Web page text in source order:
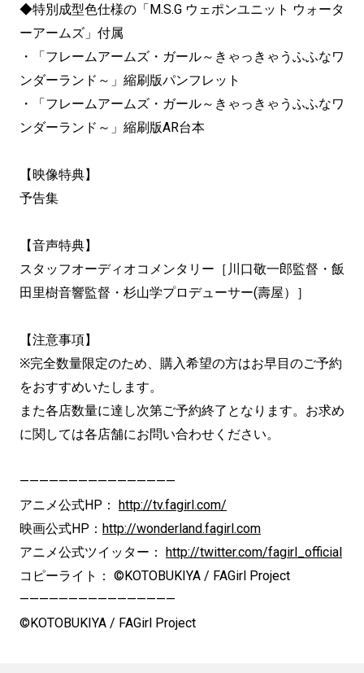
◆特別成型色仕様の「M.S.G ウェポンユニット ウォータ
ーアームズ」付属
・「フレームアームズ・ガール～きゃっきゃうふふなワ
ンダーランド～」縮刷版パンフレット
・「フレームアームズ・ガール～きゃっきゃうふふなワ
ンダーランド～」縮刷版AR台本
【映像特典】
予告集
【音声特典】
スタッフオーディオコメンタリー［川口敬一郎監督・飯
田里樹音響監督・杉山学プロデューサー(壽屋）］
【注意事項】
※完全数量限定のため、購入希望の方はお早目のご予約
をおすすめいたします。
また各店数量に達し次第ご予約終了となります。お求め
に関しては各店舗にお問い合わせください。
————————————————
アニメ公式HP： http://tv.fagirl.com/
映画公式HP： http://wonderland.fagirl.com
アニメ公式ツイッター： http://twitter.com/fagirl_official
コピーライト： ©KOTOBUKIYA / FAGirl Project
————————————————
©KOTOBUKIYA / FAGirl Project